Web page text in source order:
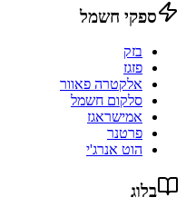
ספקי חשמל
בזק
פזגז
אלקטרה פאוור
סלקום חשמל
אמישראגז
פרטנר
הוט אנרג'י
בלוג